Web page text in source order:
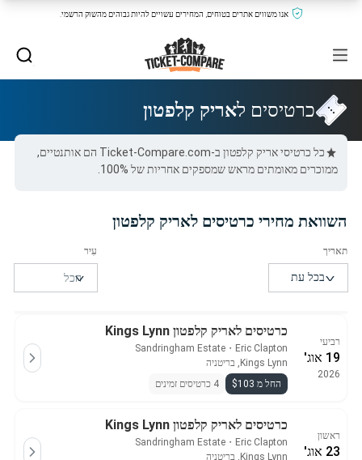
אנו משווים אתרים בטוחים, המחירים עשויים להיות גבוהים מהשוק הרשמי.
כרטיסים לאריק קלפטון
כל כרטיסי אריק קלפטון ב-Ticket-Compare.com הם אותנטיים,
ממוכרים מאומתים מראש שמספקים אחריות של 100%.
השוואת מחירי כרטיסים לאריק קלפטון
רביעי
19 אוג'
2026
כרטיסים לאריק קלפטון Kings Lynn
Eric Clapton
・
Sandringham Estate
Kings Lynn, בריטניה
החל מ $103
4 כרטיסים זמינים
ראשון
23 אוג'
כרטיסים לאריק קלפטון Kings Lynn
Eric Clapton
・
Sandringham Estate
Kings Lynn, בריטניה